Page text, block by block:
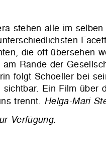
stehen alle im
die oft übersehen
Rande der
folgt Schoeller bei
Ein Film über
trennt. Helga-Mari
Verfügung.